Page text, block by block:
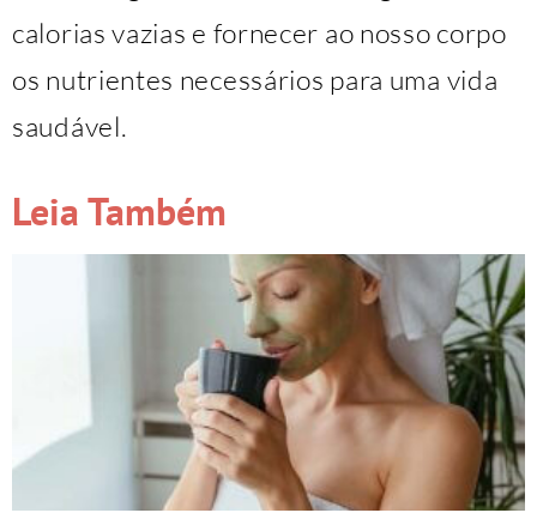
calorias vazias e fornecer ao nosso corpo
os nutrientes necessários para uma vida
saudável.
Leia Também